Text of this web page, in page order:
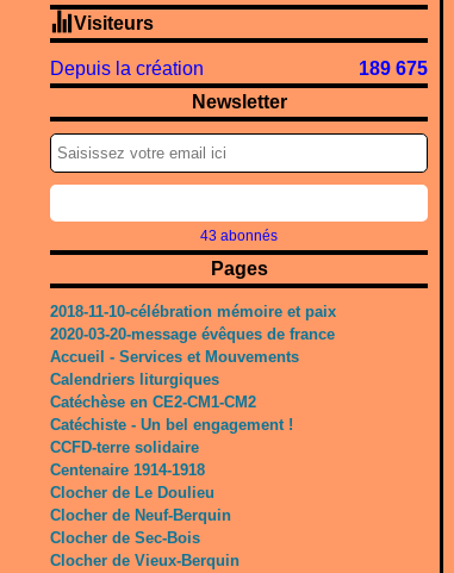
Visiteurs
Depuis la création
189 675
Newsletter
43 abonnés
Pages
2018-11-10-célébration mémoire et paix
2020-03-20-message évêques de france
Accueil - Services et Mouvements
Calendriers liturgiques
Catéchèse en CE2-CM1-CM2
Catéchiste - Un bel engagement !
CCFD-terre solidaire
Centenaire 1914-1918
Clocher de Le Doulieu
Clocher de Neuf-Berquin
Clocher de Sec-Bois
Clocher de Vieux-Berquin